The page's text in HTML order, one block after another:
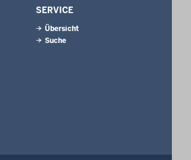
SERVICE
Übersicht
Suche